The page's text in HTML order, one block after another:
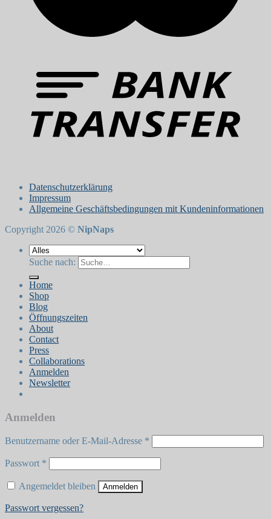
Datenschutzerklärung
Impressum
Allgemeine Geschäftsbedingungen mit Kundeninformationen
Copyright 2026 © NipNaps
Suche nach:
Home
Shop
Blog
Öffnungszeiten
About
Contact
Press
Collaborations
Anmelden
Newsletter
Anmelden
Benutzername oder E-Mail-Adresse *
Passwort *
Angemeldet bleiben Anmelden
Passwort vergessen?